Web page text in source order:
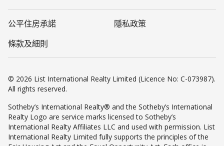
公平住房承諾
隱私政策
條款及細則
© 2026 List International Realty Limited (Licence No: C-073987).
All rights reserved.
Sotheby’s International Realty® and the Sotheby’s International
Realty Logo are service marks licensed to Sotheby’s
International Realty Affiliates LLC and used with permission. List
International Realty Limited fully supports the principles of the